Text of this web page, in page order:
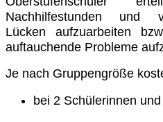
Nachhilfestunden und
Lücken aufzuarbeiten
auftauchende Probleme
Je nach Gruppengröße
bei 2 Schülerinnen